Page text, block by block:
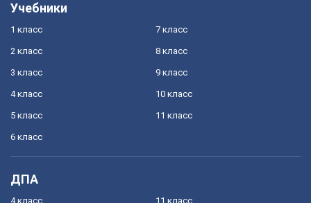
Учебники
1 класс
2 класс
3 класс
4 класс
5 класс
6 класс
7 класс
8 класс
9 класс
10 класс
11 класс
ДПА
4 класс 11 класс